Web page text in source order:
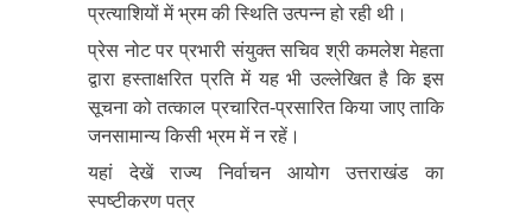
प्रत्याशियों में भ्रम की स्थिति उत्पन्न हो रही थी।
प्रेस नोट पर प्रभारी संयुक्त सचिव श्री कमलेश मेहता
द्वारा हस्ताक्षरित प्रति में यह भी उल्लेखित है कि इस
सूचना को तत्काल प्रचारित-प्रसारित किया जाए ताकि
जनसामान्य किसी भ्रम में न रहें।
यहां देखें राज्य निर्वाचन आयोग उत्तराखंड का
स्पष्टीकरण पत्र